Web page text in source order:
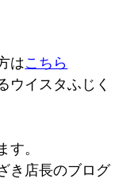
はこちら
ウイスタふじく
す。
き店長のブログ